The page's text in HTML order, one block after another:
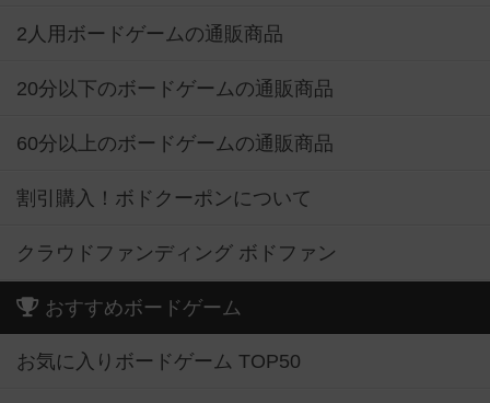
2人用ボードゲームの通販商品
20分以下のボードゲームの通販商品
60分以上のボードゲームの通販商品
割引購入！ボドクーポンについて
クラウドファンディング ボドファン
おすすめボードゲーム
お気に入りボードゲーム TOP50